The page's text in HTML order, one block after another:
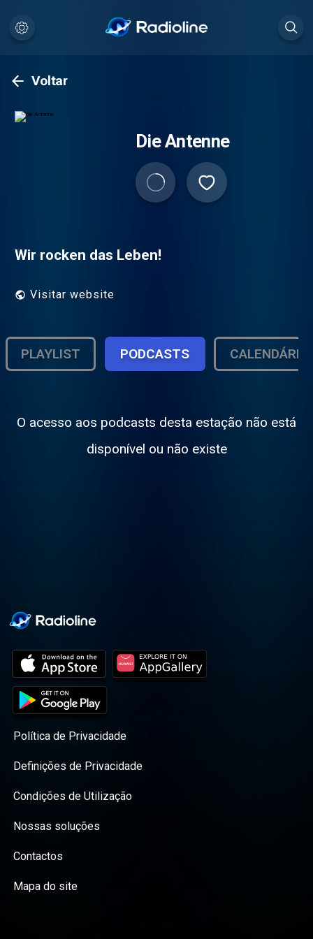
Voltar
Die Antenne
Wir rocken das Leben!
Visitar website
PLAYLIST PODCASTS CALENDÁRIO
O acesso aos podcasts desta estação não está
disponível ou não existe
Política de Privacidade
Definições de Privacidade
Condições de Utilização
Nossas soluções
Contactos
Mapa do site